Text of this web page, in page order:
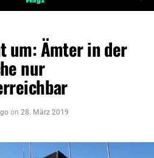
um: Ämter in der
nur
on 28. März 2019